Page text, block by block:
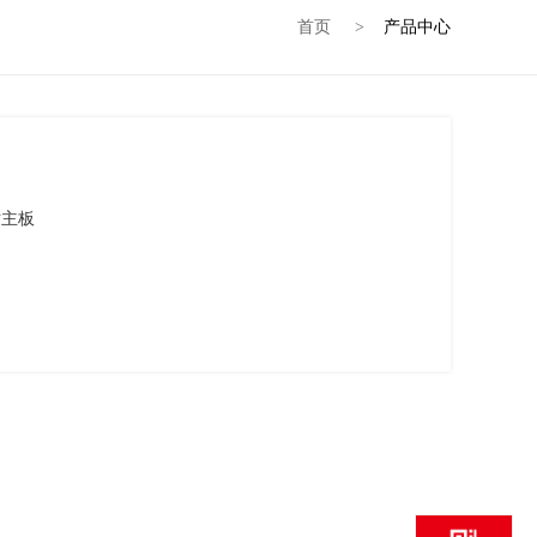
首页 > 产品中心
板